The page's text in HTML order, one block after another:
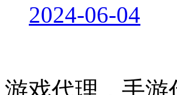
2024-06-04